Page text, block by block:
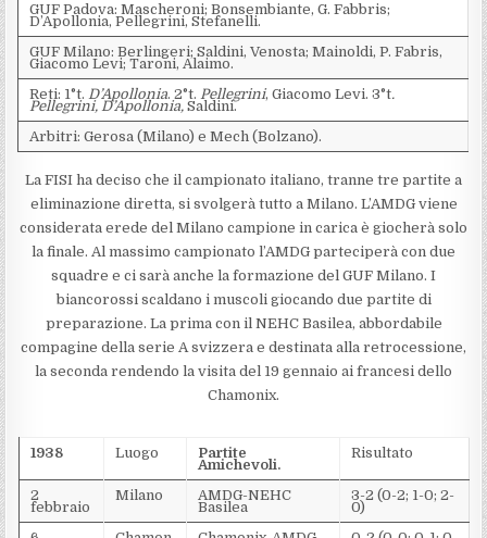
GUF Padova: Mascheroni; Bonsembiante, G. Fabbris;
D’Apollonia, Pellegrini, Stefanelli.
GUF Milano: Berlingeri; Saldini, Venosta; Mainoldi, P. Fabris,
Giacomo Levi; Taroni, Alaimo.
Reti: 1°t. D’Apollonia. 2°t. Pellegrini, Giacomo Levi. 3°t.
Pellegrini, D’Apollonia, Saldini.
Arbitri: Gerosa (Milano) e Mech (Bolzano).
La FISI ha deciso che il campionato italiano, tranne tre partite a
eliminazione diretta, si svolgerà tutto a Milano. L’AMDG viene
considerata erede del Milano campione in carica è giocherà solo
la finale. Al massimo campionato l’AMDG parteciperà con due
squadre e ci sarà anche la formazione del GUF Milano. I
biancorossi scaldano i muscoli giocando due partite di
preparazione. La prima con il NEHC Basilea, abbordabile
compagine della serie A svizzera e destinata alla retrocessione,
la seconda rendendo la visita del 19 gennaio ai francesi dello
Chamonix.
1938 Luogo Partite
Amichevoli.
Risultato
2
febbraio
Milano AMDG-NEHC
Basilea
3-2 (0-2; 1-0; 2-
0)